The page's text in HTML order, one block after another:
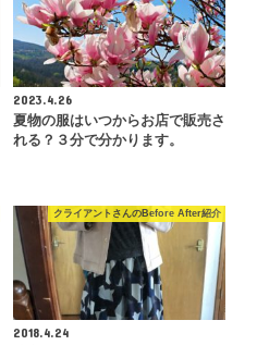
2023.4.26
夏物の服はいつからお店で販売さ
れる？３分で分かります。
クライアントさんのBefore After紹介
2018.4.24